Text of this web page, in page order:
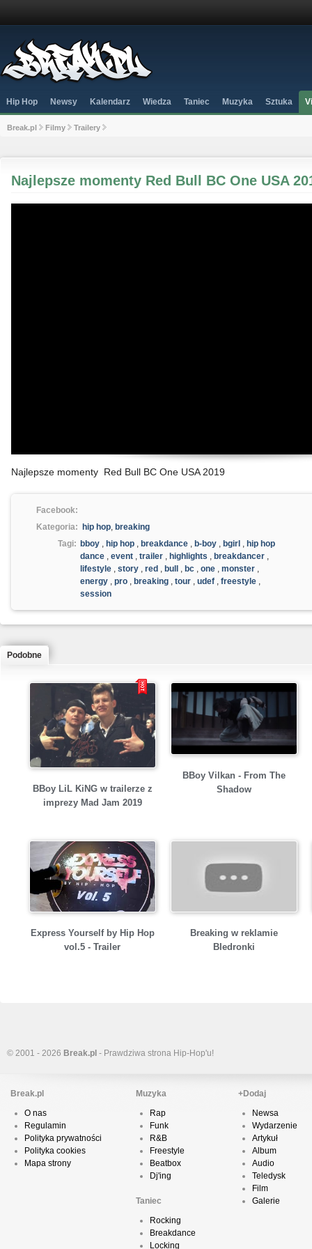
Hip Hop Newsy Kalendarz Wiedza Taniec Muzyka Sztuka
Break.pl Filmy Trailery
Najlepsze momenty Red Bull BC One USA
Najlepsze momenty Red Bull BC One USA 2019
Facebook:
Kategoria:
hip hop, breaking
Tagi: bboy , hip hop , breakdance , b-boy , bgirl , hip hop
dance , event , trailer , highlights , breakdancer ,
lifestyle , story , red , bull , bc , one , monster ,
energy , pro , breaking , tour , udef , freestyle ,
session
Podobne
BBoy LiL KiNG w trailerze z
imprezy Mad Jam 2019
BBoy Vilkan - From The
Shadow
Express Yourself by Hip Hop
vol.5 - Trailer
Breaking w reklamie
BIedronki
© 2001 - 2026 Break.pl - Prawdziwa strona Hip-Hop'u!
Break.pl
O nas
Regulamin
Polityka prywatności
Polityka cookies
Mapa strony
Muzyka
Rap
Funk
R&B
Freestyle
Beatbox
Dj'ing
Taniec
Rocking
Breakdance
Locking
+Dodaj
Newsa
Wydarzenie
Artykuł
Album
Audio
Teledysk
Film
Galerie